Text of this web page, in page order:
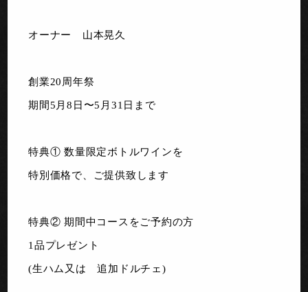
オーナー 山本晃久
創業20周年祭
期間5月8日〜5月31日まで
特典① 数量限定ボトルワインを
特別価格で、ご提供致します
特典② 期間中コースをご予約の方
1品プレゼント
(生ハム又は 追加ドルチェ)